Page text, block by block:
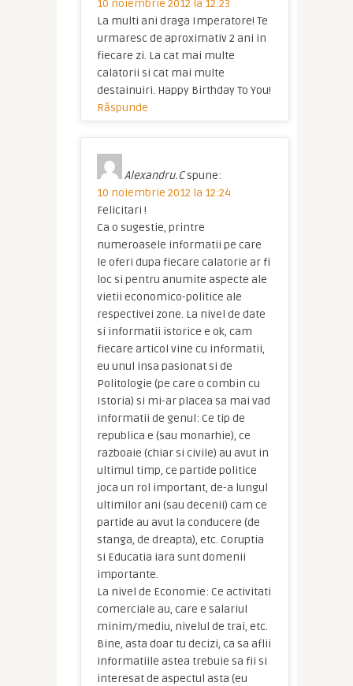
10 noiembrie 2012 la 12:23
La multi ani draga Imperatore! Te
urmaresc de aproximativ 2 ani in
fiecare zi. La cat mai multe
calatorii si cat mai multe
destainuiri. Happy Birthday To You!
Răspunde
Alexandru.C spune:
10 noiembrie 2012 la 12:24
Felicitari !
Ca o sugestie, printre
numeroasele informatii pe care
le oferi dupa fiecare calatorie ar fi
loc si pentru anumite aspecte ale
vietii economico-politice ale
respectivei zone. La nivel de date
si informatii istorice e ok, cam
fiecare articol vine cu informatii,
eu unul insa pasionat si de
Politologie (pe care o combin cu
Istoria) si mi-ar placea sa mai vad
informatii de genul: Ce tip de
republica e (sau monarhie), ce
razboaie (chiar si civile) au avut in
ultimul timp, ce partide politice
joca un rol important, de-a lungul
ultimilor ani (sau decenii) cam ce
partide au avut la conducere (de
stanga, de dreapta), etc. Coruptia
si Educatia iara sunt domenii
importante.
La nivel de Economie: Ce activitati
comerciale au, care e salariul
minim/mediu, nivelul de trai, etc.
Bine, asta doar tu decizi, ca sa aflii
informatiile astea trebuie sa fii si
interesat de aspectul asta (eu